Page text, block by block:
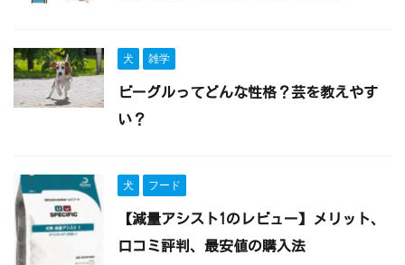
犬 雑学
ビーグルってどんな性格？芸を教えやす
い？
犬 フード
【減量アシスト1のレビュー】メリット、
口コミ評判、最安値の購入法